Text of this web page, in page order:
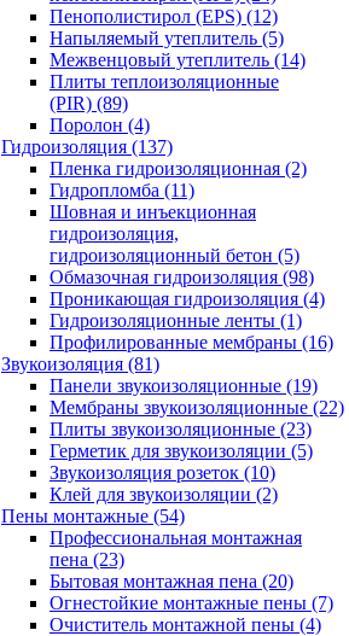
Пенополистирол (EPS) (12)
Напыляемый утеплитель (5)
Межвенцовый утеплитель (14)
Плиты теплоизоляционные
(PIR) (89)
Поролон (4)
Гидроизоляция (137)
Пленка гидроизоляционная (2)
Гидропломба (11)
Шовная и инъекционная
гидроизоляция,
гидроизоляционный бетон (5)
Обмазочная гидроизоляция (98)
Проникающая гидроизоляция (4)
Гидроизоляционные ленты (1)
Профилированные мембраны (16)
Звукоизоляция (81)
Панели звукоизоляционные (19)
Мембраны звукоизоляционные (22)
Плиты звукоизоляционные (23)
Герметик для звукоизоляции (5)
Звукоизоляция розеток (10)
Клей для звукоизоляции (2)
Пены монтажные (54)
Профессиональная монтажная
пена (23)
Бытовая монтажная пена (20)
Огнестойкие монтажные пены (7)
Очиститель монтажной пены (4)